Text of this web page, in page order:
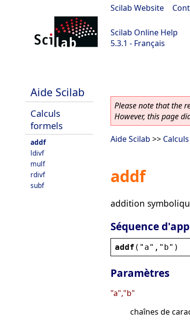
Scilab Website
Scilab Online Help
5.3.1 - Français
Aide Scilab
Calculs
formels
addf
ldivf
mulf
rdivf
subf
Please note that the
However, this page
Aide Scilab >>
addf
addition
Séquence
addf ( " a" , " b" )
Paramètres
"a","b"
chaînes de